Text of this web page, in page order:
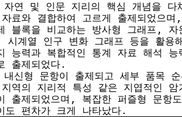
연 및 인문 지리의 핵심 개념을 다
료와 결합하여 고르게 출제되었으
블록을 비교하는 방사형 그래프, 자
시계열 인구 변화 그래프 등을 활용
능력과 복합적인 통계 자료 해석 능
출제되었다.
신형 문항이 출제되고 세부 품목
역의 지리적 특성 같은 지엽적인
출제되었으며, 복잡한 퍼즐형 문항
도 편차가 크게 나타났다.